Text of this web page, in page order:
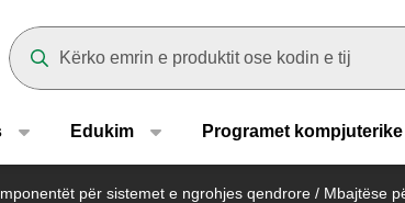
Edukim Programet kompjuterike
për sistemet e ngrohjes qendrore / Mbajtëse